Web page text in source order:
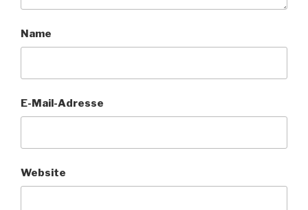
Name
E-Mail-Adresse
Website